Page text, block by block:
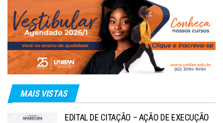
MAIS VISTAS
EDITAL DE CITAÇÃO – AÇÃO DE EXECUÇÃO